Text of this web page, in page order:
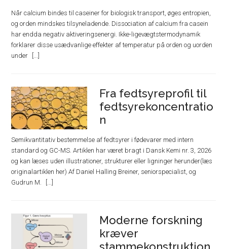
Når calcium bindes til caseiner for biologisk transport, øges entropien,
og orden mindskes tilsyneladende. Dissociation af calcium fra casein
har endda negativ aktiveringsenergi. Ikke-ligevægtstermodynamik
forklarer disse usædvanlige effekter af temperatur på orden og uorden
under
Fra fedtsyreprofil til
fedtsyrekoncentratio
n
Semikvantitativ bestemmelse af fedtsyrer i fødevarer med intern
standard og GC-MS. Artiklen har været bragt i Dansk Kemi nr. 3, 2026
og kan læses uden illustrationer, strukturer eller ligninger herunder(læs
originalartiklen her) Af Daniel Halling Breiner, seniorspecialist, og
Gudrun M.
Moderne forskning
kræver